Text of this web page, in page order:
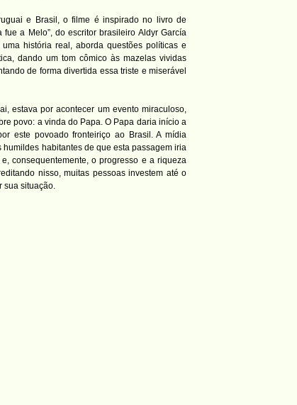
e Brasil, o filme é inspirado no livro de
a Melo”, do escritor brasileiro Aldyr García
história real, aborda questões políticas e
dando um tom cômico às mazelas vividas
de forma divertida essa triste e miserável
estava por acontecer um evento miraculoso,
povo: a vinda do Papa. O Papa daria início a
este povoado fronteiriço ao Brasil. A mídia
habitantes de que esta passagem iria
consequentemente, o progresso e a riqueza
nisso, muitas pessoas investem até o
sua situação.